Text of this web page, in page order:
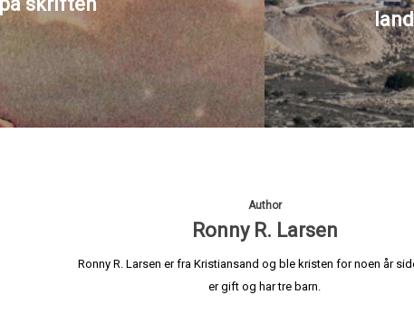
Author
Ronny R. Larsen
Ronny R. Larsen er fra Kristiansand og ble kristen for noen år
er gift og har tre barn.